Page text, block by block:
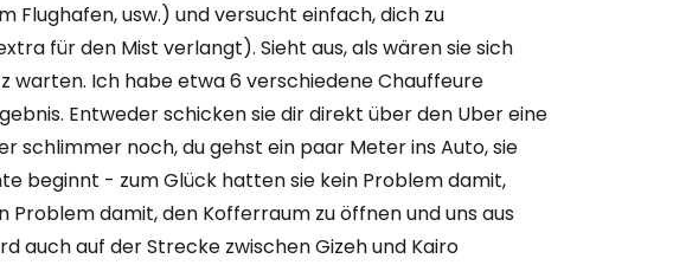
Flughafen, usw.) und versucht einfach, dich zu
für den Mist verlangt). Sieht aus, als wären sie sich
warten. Ich habe etwa 6 verschiedene Chauffeure
Entweder schicken sie dir direkt über den Uber eine
schlimmer noch, du gehst ein paar Meter ins Auto, sie
beginnt - zum Glück hatten sie kein Problem damit,
damit, den Kofferraum zu öffnen und uns aus
auch auf der Strecke zwischen Gizeh und Kairo